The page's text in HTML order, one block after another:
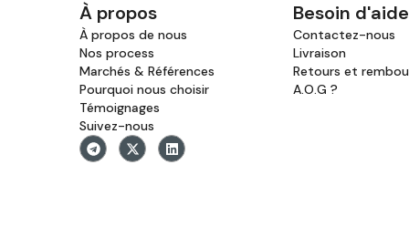
À propos
À propos de nous
Nos process
Marchés & Références
Pourquoi nous choisir
Témoignages
Suivez-nous
Besoin
Contactez-nous
Livraison
Retours et
A.O.G ?